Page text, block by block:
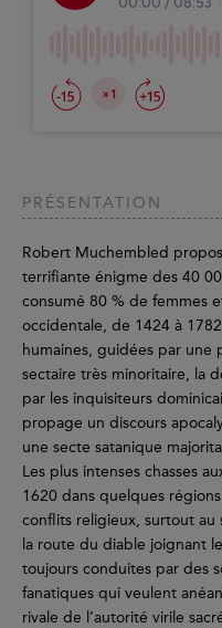
PRÉSENTATION
Robert Muchembled
terrifiante énigme des 40
consumé 80 % de femmes
occidentale, de 1424 à
humaines, guidées par une
sectaire très minoritaire, la
par les inquisiteurs
propage un discours
une secte satanique
Les plus intenses chasses
1620 dans quelques
conflits religieux, surtout au
la route du diable joignant
toujours conduites par des
fanatiques qui veulent
rivale de l’autorité virile